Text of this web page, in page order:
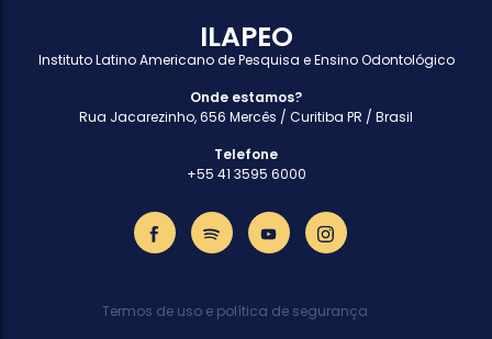
ILAPEO
Instituto Latino Americano de Pesquisa e Ensino Odontológico
Onde estamos?
Rua Jacarezinho, 656 Mercês / Curitiba PR / Brasil
Telefone
+55 41 3595 6000
Termos de uso e política de segurança